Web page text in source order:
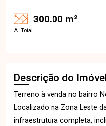
300.00 m²
A. Total
Descrição do Imóvel
Terreno à venda no bairro
Localizado na Zona Leste
infraestrutura completa,